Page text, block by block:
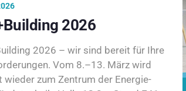
2026
2026 – wir sind bereit für Ihre
Vom 8.–13. März wird
wieder zum Zentrum der Energie-